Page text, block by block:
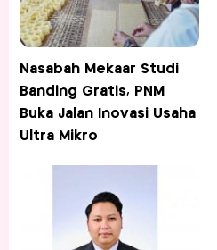
Nasabah Mekaar Studi
Banding Gratis, PNM
Buka Jalan Inovasi Usaha
Ultra Mikro